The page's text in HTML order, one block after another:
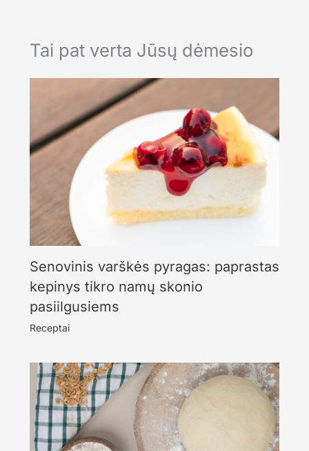
Tai pat verta Jūsų dėmesio
Senovinis varškės pyragas: paprastas
kepinys tikro namų skonio
pasiilgusiems
Receptai